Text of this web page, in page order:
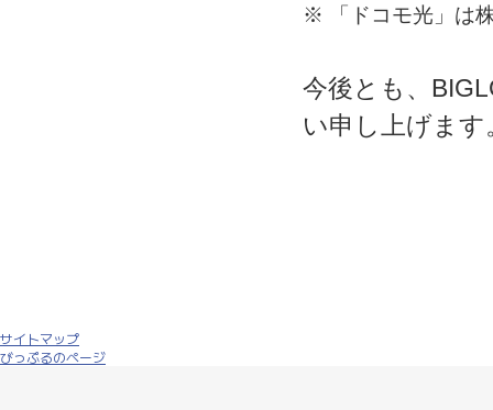
※ 「ドコモ光」は
今後とも、
い申し上げます
サイトマップ
びっぷるのページ